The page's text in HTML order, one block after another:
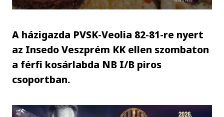
A házigazda PVSK-Veolia 82-81-re nyert
az Insedo Veszprém KK ellen szombaton
a férfi kosárlabda NB I/B piros
csoportban.